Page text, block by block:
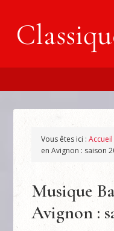
Vous êtes ici :Accueil
en Avignon : saison
Musique
Avignon :